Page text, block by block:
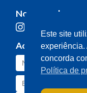
Nossas redes
Acompanhe o
Este site
experiência.
concorda
Política de